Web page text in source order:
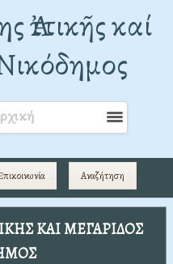
Ἀττικῆς καί
Αναζήτηση
ΚΑΙ ΜΕΓΑΡΙΔΟΣ